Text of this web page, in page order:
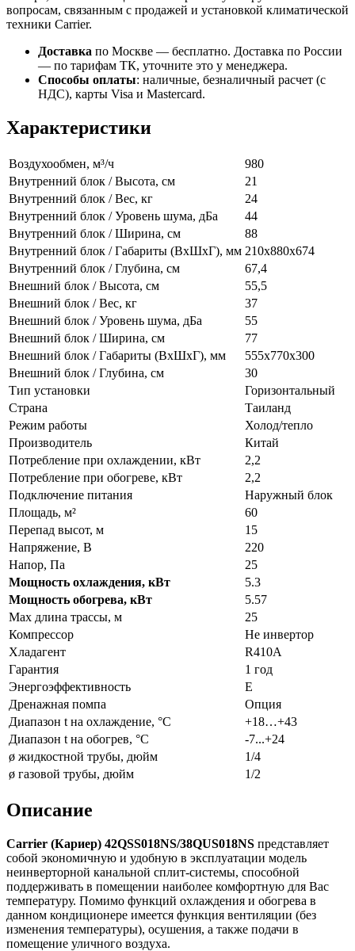
вопросам, связанным с продажей и установкой климатической
техники Carrier.
Доставка по Москве — бесплатно. Доставка по России
— по тарифам ТК, уточните это у менеджера.
Способы оплаты: наличные, безналичный расчет (с
НДС), карты Visa и Mastercard.
Характеристики
Воздухообмен, м³/ч
980
Внутренний блок / Высота, см
21
Внутренний блок / Вес, кг
24
Внутренний блок / Уровень шума, дБа
44
Внутренний блок / Ширина, см
88
Внутренний блок / Габариты (ВхШхГ), мм 210x880x674
Внутренний блок / Глубина, см
67,4
Внешний блок / Высота, см
55,5
Внешний блок / Вес, кг
37
Внешний блок / Уровень шума, дБа
55
Внешний блок / Ширина, см
77
Внешний блок / Габариты (ВхШхГ), мм
555х770x300
Внешний блок / Глубина, см
30
Тип установки
Горизонтальный
Страна
Таиланд
Режим работы
Холод/тепло
Производитель
Китай
Потребление при охлаждении, кВт
2,2
Потребление при обогреве, кВт
2,2
Подключение питания
Наружный блок
Площадь, м²
60
Перепад высот, м
15
Напряжение, В
220
Напор, Па
25
Мощность охлаждения, кВт
5.3
Мощность обогрева, кВт
5.57
Max длина трассы, м
25
Компрессор
Не инвертор
Хладагент
R410A
Гарантия
1 год
Энергоэффективность
E
Дренажная помпа
Опция
Диапазон t на охлаждение, °С
+18…+43
Диапазон t на обогрев, °С
-7...+24
ø жидкостной трубы, дюйм
1/4
ø газовой трубы, дюйм
1/2
Описание
Carrier (Кариер) 42QSS018NS/38QUS018NS представляет
собой экономичную и удобную в эксплуатации модель
неинверторной канальной сплит-системы, способной
поддерживать в помещении наиболее комфортную для Вас
температуру. Помимо функций охлаждения и обогрева в
данном кондиционере имеется функция вентиляции (без
изменения температуры), осушения, а также подачи в
помещение уличного воздуха.